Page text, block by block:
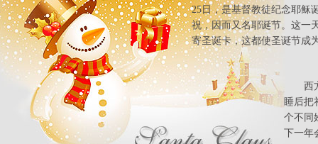
25日，是基督教徒纪念耶稣
祝，因而又名耶诞节。这一
寄圣诞卡，这都使圣诞节成
西
睡后把
个不同
下一年